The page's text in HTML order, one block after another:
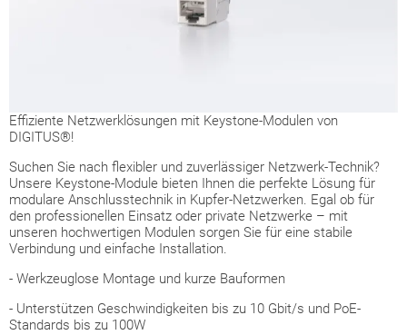
Effiziente Netzwerklösungen mit Keystone-Modulen von
DIGITUS®!
Suchen Sie nach flexibler und zuverlässiger Netzwerk-Technik?
Unsere Keystone-Module bieten Ihnen die perfekte Lösung für
modulare Anschlusstechnik in Kupfer-Netzwerken. Egal ob für
den professionellen Einsatz oder private Netzwerke – mit
unseren hochwertigen Modulen sorgen Sie für eine stabile
Verbindung und einfache Installation.
- Werkzeuglose Montage und kurze Bauformen
- Unterstützen Geschwindigkeiten bis zu 10 Gbit/s und PoE-
Standards bis zu 100W